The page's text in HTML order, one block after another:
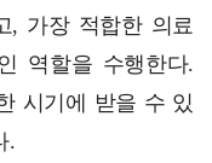
, 가장 적합한 의료
역할을 수행한다.
시기에 받을 수 있
.